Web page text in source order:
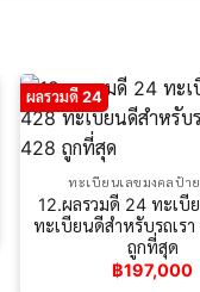
ผลรวมดี 24
ทะเบียนเลขมงคลป้าย
12.ผลรวมดี 24 ทะเบี
ทะเบียนดีสำหรับรถเร
ถูกที่สุด
฿197,000